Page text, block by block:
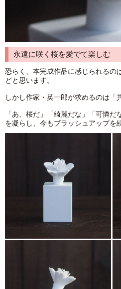
永遠に咲く桜を愛でて楽しむ
恐らく、本完成作品に感じられるの
どと思います。
しかし作家・英一郎が求めるのは「
「あ、桜だ」「綺麗だな」「可憐
を凝らし、今もブラッシュアップを